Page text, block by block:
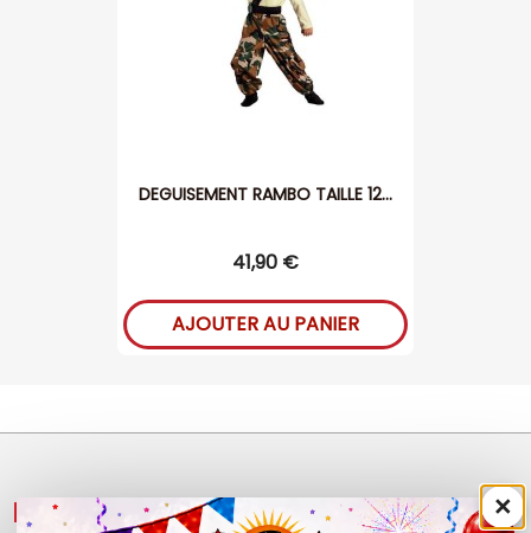
DEGUISEMENT RAMBO TAILLE 12...
41,90 €
AJOUTER AU PANIER
NOS PRODUITS ×